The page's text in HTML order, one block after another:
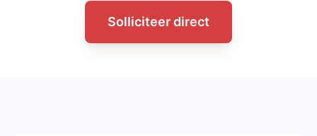
Solliciteer direct